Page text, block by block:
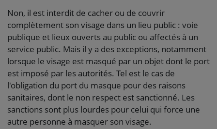
Non, il est interdit de cacher ou de couvrir
complètement son visage dans un lieu public : voie
publique et lieux ouverts au public ou affectés à un
service public. Mais il y a des exceptions, notamment
lorsque le visage est masqué par un objet dont le port
est imposé par les autorités. Tel est le cas de
l'obligation du port du masque pour des raisons
sanitaires, dont le non respect est sanctionné. Les
sanctions sont plus lourdes pour celui qui force une
autre personne à masquer son visage.